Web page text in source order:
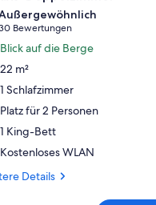
von 10
Bewertungen
Bewertungen)
Blick auf die Berge
22 m²
1 Schlafzimmer
Platz für 2 Personen
1 King-Bett
Kostenloses WLAN
Details